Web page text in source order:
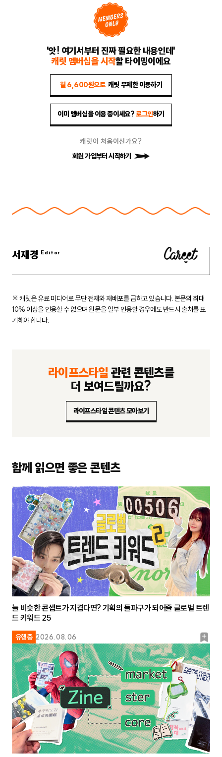
'앗! 여기서부터 진짜 필요한 내용인데'
캐릿 멤버십을 시작할 타이밍이에요
월 6,600원으로 캐릿 무제한 이용하기
이미 멤버십을 이용 중이세요?로그인하기
캐릿이 처음이신가요?
회원 가입부터 시작하기
서재경
※ 캐릿은 유료 미디어로 무단 전재와 재배포를 금하고 있습니다. 본문의 최대
10% 이상을 인용할 수 없으며 원문을 일부 인용할 경우에도반드시 출처를 표
기해야 합니다.
라이프스타일 관련 콘텐츠를
더 보여드릴까요?
라이프스타일 콘텐츠 모아보기
함께 읽으면 좋은 콘텐츠
유행중 2026.08.06
북
마
크
늘 비슷한 콘셉트가 지겹다면? 기획의 돌파구가 되어줄 글로벌 트렌
드 키워드 25